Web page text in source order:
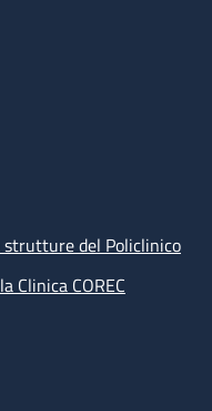
strutture del Policlinico
Clinica COREC